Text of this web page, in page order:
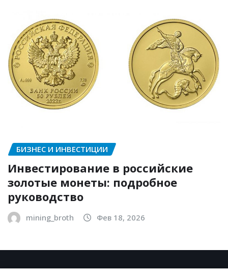
БИЗНЕС И ИНВЕСТИЦИИ
Инвестирование в российские
золотые монеты: подробное
руководство
mining_broth Фев 18, 2026